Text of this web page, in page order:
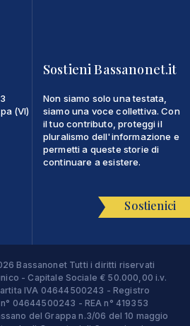
(VI)
Sostieni Bassanonet.it
Non siamo solo una testata,
siamo una voce collettiva. Con
il tuo contributo, proteggi il
pluralismo dell'informazione e
permetti a queste storie di
continuare a esistere.
Sostienici
Bassanonet Tutti i diritti riservati
- Capitale Sociale € 50.000,00 i.v.
IVA 04644500243 - Registro
04644500243 - REA n° 419353
del Grappa n.3/06 del 10 maggio